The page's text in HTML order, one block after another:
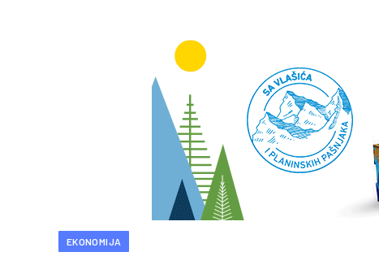
EKONOMIJA